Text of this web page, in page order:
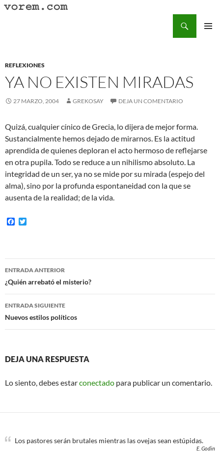
Saltar
REFLEXIONES
YA NO EXISTEN MIRADAS
27 MARZO, 2004 GREKOSAY DEJA UN COMENTARIO
Quizá, cualquier cínico de Grecia, lo dijera de mejor forma.
Sustancialmente hemos dejado de mirarnos. Es la actitud
aprendida de quienes deploran el acto hermoso de reflejarse
en otra pupila. Todo se reduce a un nihilismo absoluto. La
integridad de un ser, ya no se mide por su mirada (espejo del
alma), sino por la profunda espontaneidad con la que se
ausenta de la realidad; de la vida.
F
o
o
e
r
Navegación
de
entradas
ENTRADA ANTERIOR
¿Quién arrebató el misterio?
ENTRADA SIGUIENTE
Nuevos estilos políticos
DEJA UNA RESPUESTA
Lo siento, debes estarconectado para publicar un comentario.
Los pastores serán brutales mientras las ovejas sean estúpidas.
E. Godin